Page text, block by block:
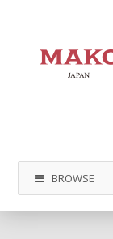
BROWSE